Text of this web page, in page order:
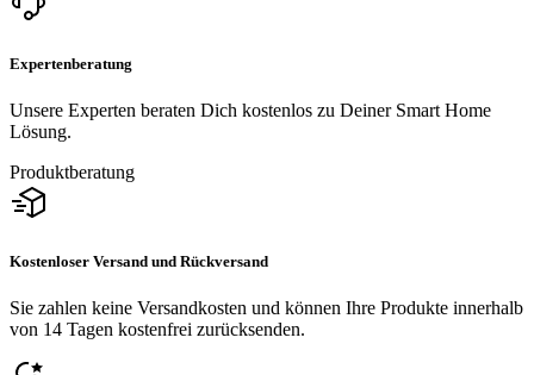
Expertenberatung
Unsere Experten beraten Dich kostenlos zu Deiner Smart Home
Lösung.
Produktberatung
Kostenloser Versand und Rückversand
Sie zahlen keine Versandkosten und können Ihre Produkte innerhalb
von 14 Tagen kostenfrei zurücksenden.